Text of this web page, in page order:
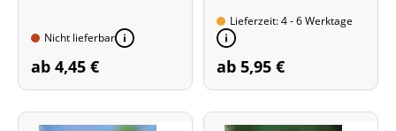
Nicht lieferbar
ab 4,45 €
starkem Duft!
Lieferzeit: 4 - 6 Werktage
ab 5,95 €